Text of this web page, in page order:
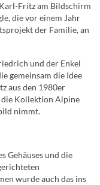
Fritz am Bildschirm
die vor einem Jahr
der Familie, an
und der Enkel
gemeinsam die Idee
aus den 1980er
die Kollektion Alpine
nimmt.
Gehäuses und die
wurde auch das ins